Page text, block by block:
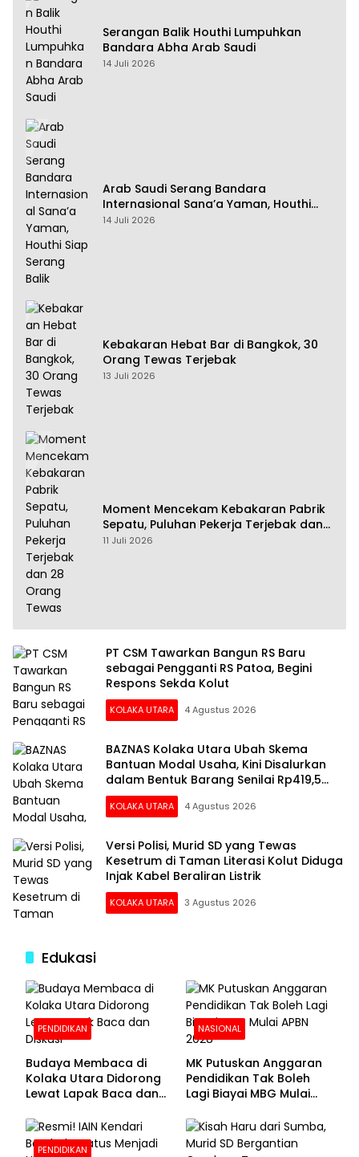
Serangan Balik Houthi Lumpuhkan
Bandara Abha Arab Saudi
14 Juli 2026
Arab Saudi Serang Bandara
Internasional Sana’a Yaman, Houthi
Siap Serang Balik
14 Juli 2026
Kebakaran Hebat Bar di Bangkok, 30
Orang Tewas Terjebak
13 Juli 2026
Moment Mencekam Kebakaran Pabrik
Sepatu, Puluhan Pekerja Terjebak dan
28 Orang Tewas
11 Juli 2026
PT CSM Tawarkan Bangun RS Baru
sebagai Pengganti RS Patoa, Begini
Respons Sekda Kolut
KOLAKA UTARA 4 Agustus 2026
BAZNAS Kolaka Utara Ubah Skema
Bantuan Modal Usaha, Kini Disalurkan
dalam Bentuk Barang Senilai Rp419,5
Juta
KOLAKA UTARA 4 Agustus 2026
Versi Polisi, Murid SD yang Tewas
Kesetrum di Taman Literasi Kolut Diduga
Injak Kabel Beraliran Listrik
KOLAKA UTARA 3 Agustus 2026
Edukasi
PENDIDIKAN
Budaya Membaca di
Kolaka Utara Didorong
Lewat Lapak Baca dan
NASIONAL
MK Putuskan Anggaran
Pendidikan Tak Boleh
Lagi Biayai MBG Mulai
PENDIDIKAN